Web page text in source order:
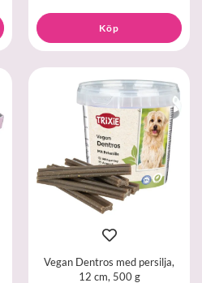
Köp
Vegan Dentros med persilja,
12 cm, 500 g